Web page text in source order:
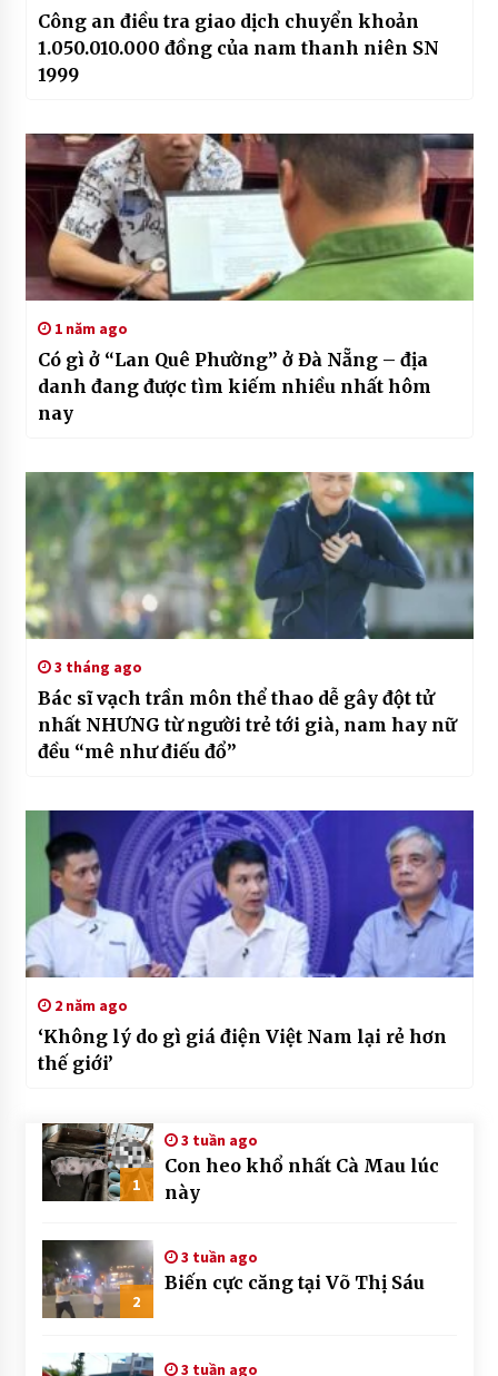
Công an điều tra giao dịch chuyển khoản
1.050.010.000 đồng của nam thanh niên SN
1999
1 năm ago
Có gì ở “Lan Quê Phường” ở Đà Nẵng – địa
danh đang được tìm kiếm nhiều nhất hôm
nay
3 tháng ago
Bác sĩ vạch trần môn thể thao dễ gây đột tử
nhất NHƯNG từ người trẻ tới già, nam hay nữ
đều “mê như điếu đổ”
2 năm ago
‘Không lý do gì giá điện Việt Nam lại rẻ hơn
thế giới’
1
3 tuần ago
Con heo khổ nhất Cà Mau lúc
này
2
3 tuần ago
Biến cực căng tại Võ Thị Sáu
3 tuần ago